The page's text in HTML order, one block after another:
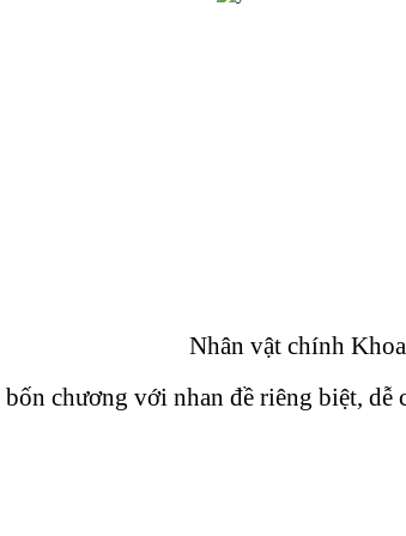
Nhân vật chính
chương với nhan đề riêng biệt, dễ